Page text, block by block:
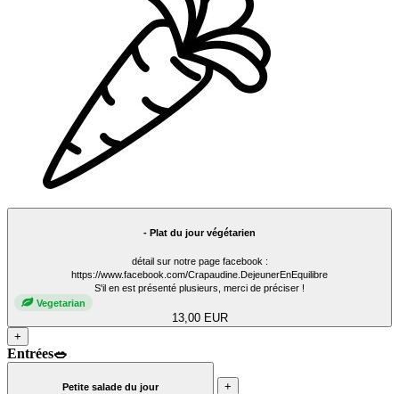
- Plat du jour végétarien
détail sur notre page facebook :
https://www.facebook.com/Crapaudine.DejeunerEnEquilibre
S'il en est présenté plusieurs, merci de préciser !
Vegetarian
13,00 EUR
+
Entrées🥗
Petite salade du jour +